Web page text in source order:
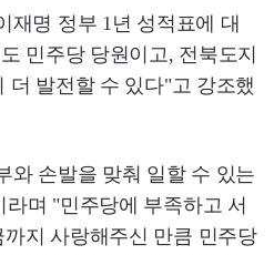
재명 정부 1년 성적표에 대
민주당 당원이고, 전북도지
더 발전할 수 있다"고 강조했
와 손발을 맞춰 일할 수 있는
며 "민주당에 부족하고 서
지 사랑해주신 만큼 민주당